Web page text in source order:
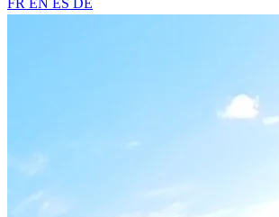
FR EN ES DE